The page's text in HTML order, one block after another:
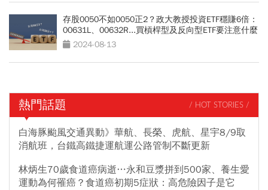
存股0050不如0050正2？政大教授投資ETF穩賺6倍：
00631L、00632R...買槓桿型及反向型ETF要注意什麼
2024-08-13
熱門話題 / HOT STORIES /
白海豚颱風交通異動》華航、長榮、虎航、星宇8/9取
消航班，台鐵高鐵捷運航運公路管制不斷更新
林炳生70歲食道癌病逝…永和豆漿拼到500家、養生愛
運動為何罹癌？食道癌初期5症狀：高危險因子是它